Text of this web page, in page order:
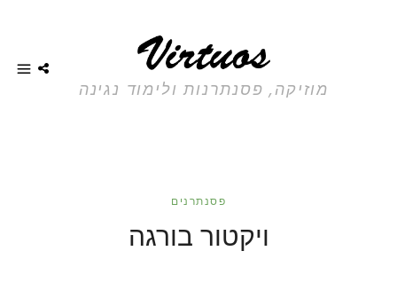
מוזיקה, פסנתרנות ולימוד נגינה
פסנתרנים
ויקטור בורגה